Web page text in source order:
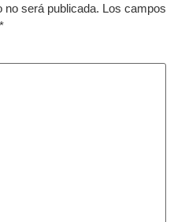
no será publicada. Los campos
*